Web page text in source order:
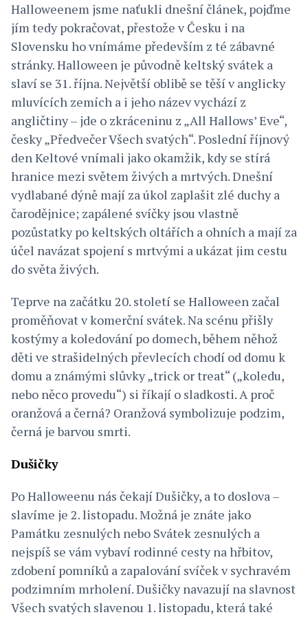
Halloweenem jsme naťukli dnešní článek, pojďme
jím tedy pokračovat, přestože v Česku i na
Slovensku ho vnímáme především z té zábavné
stránky. Halloween je původně keltský svátek a
slaví se 31. října. Největší oblibě se těší v anglicky
mluvících zemích a i jeho název vychází z
angličtiny – jde o zkráceninu z „All Hallows’ Eve“,
česky „Předvečer Všech svatých“. Poslední říjnový
den Keltové vnímali jako okamžik, kdy se stírá
hranice mezi světem živých a mrtvých. Dnešní
vydlabané dýně mají za úkol zaplašit zlé duchy a
čarodějnice; zapálené svíčky jsou vlastně
pozůstatky po keltských oltářích a ohních a mají za
účel navázat spojení s mrtvými a ukázat jim cestu
do světa živých.
Teprve na začátku 20. století se Halloween začal
proměňovat v komerční svátek. Na scénu přišly
kostýmy a koledování po domech, během něhož
děti ve strašidelných převlecích chodí od domu k
domu a známými slůvky „trick or treat“ („koledu,
nebo něco provedu“) si říkají o sladkosti. A proč
oranžová a černá? Oranžová symbolizuje podzim,
černá je barvou smrti.
Dušičky
Po Halloweenu nás čekají Dušičky, a to doslova –
slavíme je 2. listopadu. Možná je znáte jako
Památku zesnulých nebo Svátek zesnulých a
nejspíš se vám vybaví rodinné cesty na hřbitov,
zdobení pomníků a zapalování svíček v sychravém
podzimním mrholení. Dušičky navazují na slavnost
Všech svatých slavenou 1. listopadu, která také